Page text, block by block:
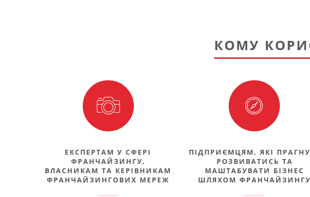
КОМУ
ЕКСПЕРТАМ У СФЕРІ
ФРАНЧАЙЗИНГУ,
ВЛАСНИКАМ ТА КЕРІВНИКАМ
ФРАНЧАЙЗИНГОВИХ МЕРЕЖ
ПІДПРИЄМЦЯМ, ЯКІ
РОЗВИВАТИСЬ ТА
МАШТАБУВАТИ БІЗНЕС
ШЛЯХОМ ФРАНЧАЙЗИНГУ